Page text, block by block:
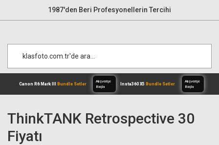
1987'den Beri Profesyonellerin Tercihi
Canon R6 Mark III
ThinkTANK Retrospective 30
Fiyatı